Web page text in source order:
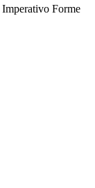
Imperativo Forme